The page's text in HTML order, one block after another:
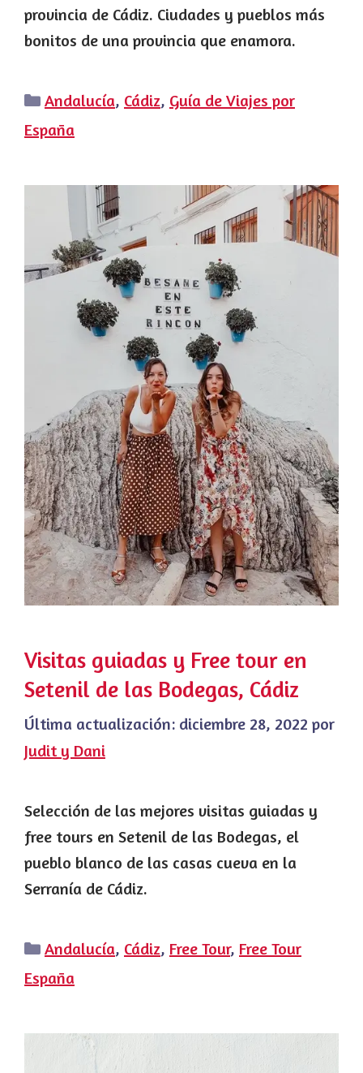
provincia de Cádiz. Ciudades y pueblos más
bonitos de una provincia que enamora.
Categorías
Andalucía, Cádiz, Guía de Viajes por
España
Visitas guiadas y Free tour en
Setenil de las Bodegas, Cádiz
Última actualización: diciembre 28, 2022 por
Judit y Dani
Selección de las mejores visitas guiadas y
free tours en Setenil de las Bodegas, el
pueblo blanco de las casas cueva en la
Serranía de Cádiz.
Categorías
Andalucía, Cádiz, Free Tour, Free Tour
España